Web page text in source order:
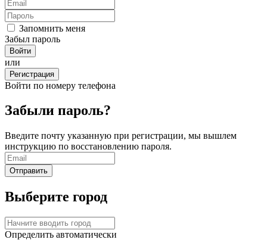
Запомнить меня
Забыл пароль
или
Регистрация
Войти по номеру телефона
Забыли пароль?
Введите почту указанную при регистрации, мы вышлем
инструкцию по восстановлению пароля.
Выберите город
Определить автоматически